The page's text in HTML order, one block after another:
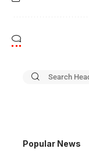
Popular News